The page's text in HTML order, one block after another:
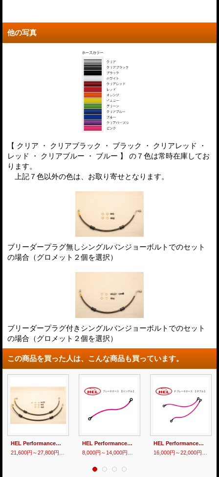
他の写真
【 クリア ・ クリアブラック ・ ブラック ・ クリアレッド ・
レッド ・ クリアブルー ・ ブルー 】 の７色は常時在庫してお
ります。
上記７色以外の色は、お取り寄せとなります。
ブリーダープラグ無しシングルバンジョーボルトでのセット
の場合（グロメット２個を選択）
ブリーダープラグ付きシングルバンジョーボルトでのセット
の場合（グロメット２個を選択）
この商品を買った人は、こんな商品も買っています。
HEL Performance製 Ｆブレーキホースセット【 MC21 】
HEL Performance製 ブレーキホース【 シングル 】
HEL Performance製 Ｆブレーキホース【 ダブル 】